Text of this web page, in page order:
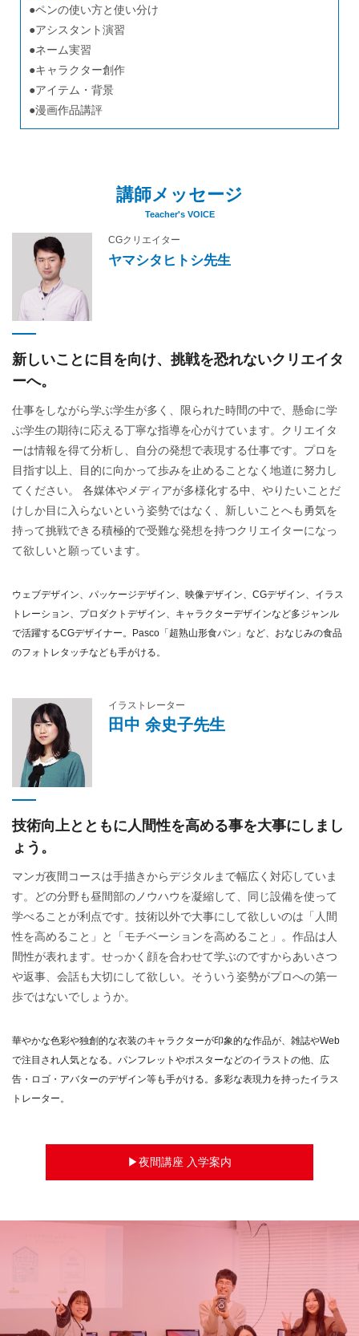
ペンの使い方と使い分け
アシスタント演習
ネーム実習
キャラクター創作
アイテム・背景
漫画作品講評
講師メッセージ
Teacher's VOICE
CGクリエイター
ヤマシタヒトシ先生
新しいことに目を向け、 挑戦を恐れないクリエイタ
ーへ。
仕事をしながら学ぶ学生が多く、限られた時間の中で、懸命に学
ぶ学生の期待に応える丁寧な指導を心がけています。クリエイタ
ーは情報を得て分析し、自分の発想で表現する仕事です。プロを
目指す以上、目的に向かって歩みを止めることなく地道に努力し
てください。 各媒体やメディアが多様化する中、やりたいことだ
けしか目に入らないという姿勢ではなく、新しいことへも勇気を
持って挑戦できる積極的で受難な発想を持つクリエイターになっ
て欲しいと願っています。
ウェブデザイン、パッケージデザイン、映像デザイン、CGデザイン、イラス
トレーション、プロダクトデザイン、キャラクターデザインなど多ジャンル
で活躍するCGデザイナー。Pasco「超熟山形食パン」など、おなじみの食品
のフォトレタッチなども手がける。
イラストレーター
田中 余史子先生
技術向上とともに 人間性を高める事を大事にしまし
ょう。
マンガ夜間コースは手描きからデジタルまで幅広く対応していま
す。どの分野も昼間部のノウハウを凝縮して、同じ設備を使って
学べることが利点です。技術以外で大事にして欲しいのは「人間
性を高めること」と「モチベーションを高めること」。作品は人
間性が表れます。せっかく顔を合わせて学ぶのですからあいさつ
や返事、会話も大切にして欲しい。そういう姿勢がプロへの第一
歩ではないでしょうか。
華やかな色彩や独創的な衣装のキャラクターが印象的な作品が、雑誌やWeb
で注目され人気となる。パンフレットやポスターなどのイラストの他、広
告・ロゴ・アバターのデザイン等も手がける。多彩な表現力を持ったイラス
トレーター。
夜間講座 入学案内